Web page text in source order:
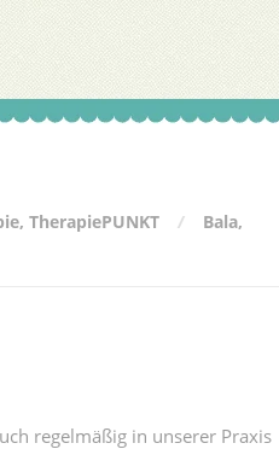
, TherapiePUNKT Bala,
regelmäßig in unserer Praxis